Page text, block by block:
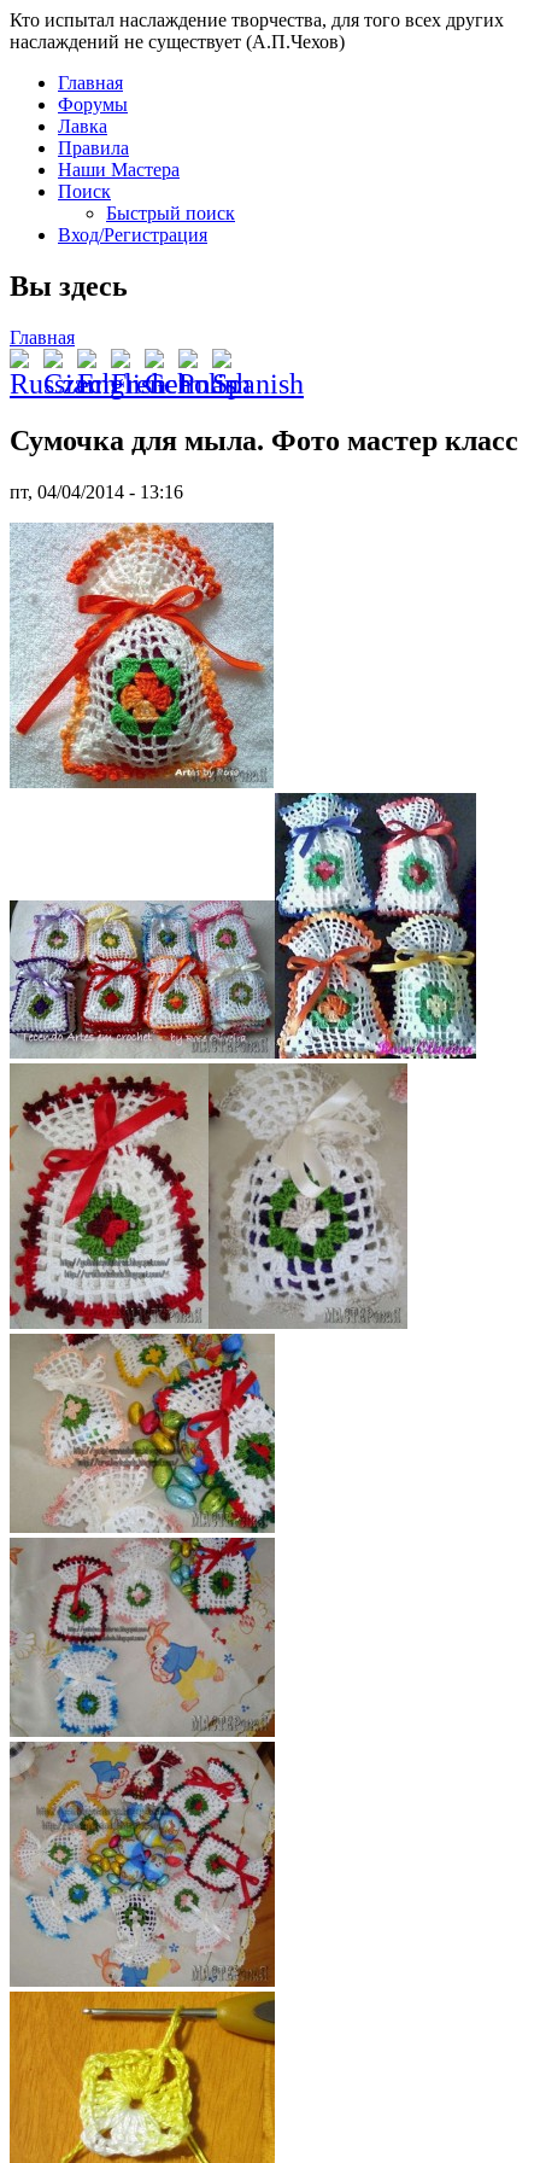
Кто испытал наслаждение творчества, для того всех других
наслаждений не существует (А.П.Чехов)
Главная
Форумы
Лавка
Правила
Наши Мастера
Поиск
Быстрый поиск
Вход/Регистрация
Вы здесь
Главная
Сумочка для мыла. Фото мастер класс
пт, 04/04/2014 - 13:16